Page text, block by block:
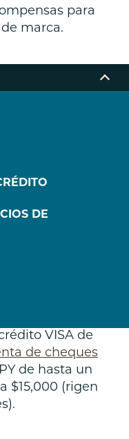
para
marca.
DE
de
VISA de
de cheques
de hasta un
$15,000 (rigen